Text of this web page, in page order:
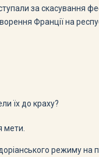
за скасування
Франції на
їх до краху?
мети.
режиму на